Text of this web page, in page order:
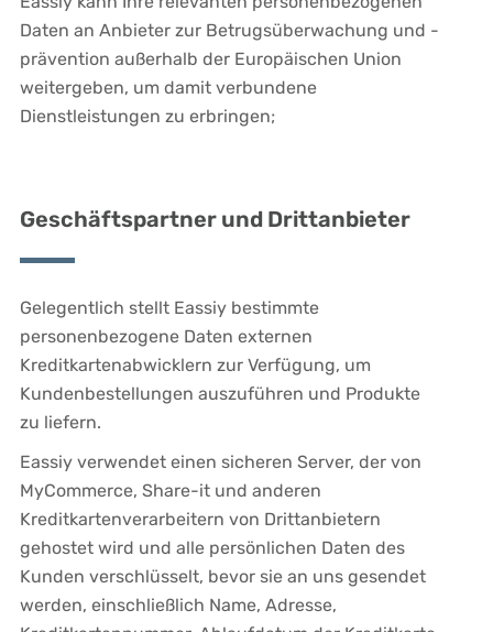
Daten an Anbieter zur Betrugsüberwachung und -
prävention außerhalb der Europäischen Union
weitergeben, um damit verbundene
Dienstleistungen zu erbringen;
Geschäftspartner und Drittanbieter
Gelegentlich stellt Eassiy bestimmte
personenbezogene Daten externen
Kreditkartenabwicklern zur Verfügung, um
Kundenbestellungen auszuführen und Produkte
zu liefern.
Eassiy verwendet einen sicheren Server, der von
MyCommerce, Share-it und anderen
Kreditkartenverarbeitern von Drittanbietern
gehostet wird und alle persönlichen Daten des
Kunden verschlüsselt, bevor sie an uns gesendet
werden, einschließlich Name, Adresse,